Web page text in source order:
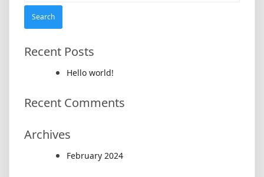
Recent Posts
Hello world!
Recent Comments
Archives
February 2024